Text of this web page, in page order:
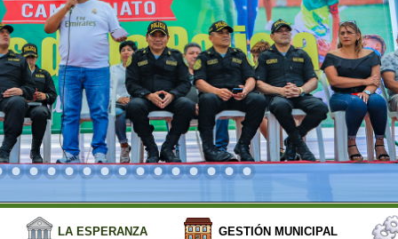
LA ESPERANZA GESTIÓN MUNICIPAL